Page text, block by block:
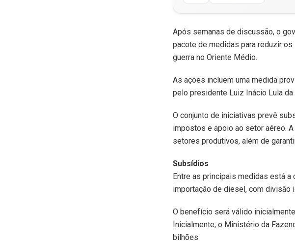
Após semanas de discussão, o
pacote de medidas para reduzir
guerra no Oriente Médio.
As ações incluem uma medida
pelo presidente Luiz Inácio Lula da
O conjunto de iniciativas prevê
impostos e apoio ao setor aéreo.
setores produtivos, além de
Subsídios
Entre as principais medidas está a
importação de diesel, com divisão
O benefício será válido
Inicialmente, o Ministério da
bilhões.